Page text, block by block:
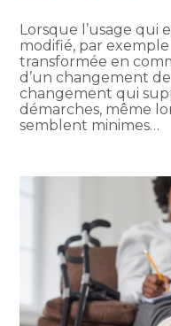
Lorsque l’usage qui
modifié, par
transformée en
d’un changement
changement qui
démarches, même
semblent minimes…